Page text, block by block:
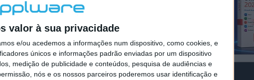
valor à sua privacidade
e/ou acedemos a informações num dispositivo, como cookies, e
únicos e informações padrão enviadas por um dispositivo
medição de publicidade e conteúdos, pesquisa de audiências e
nós e os nossos parceiros poderemos usar identificação e